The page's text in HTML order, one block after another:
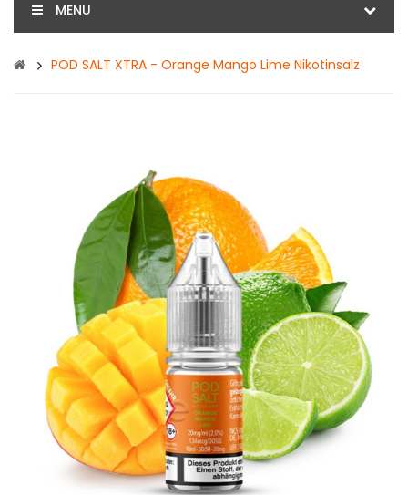
MENU
POD SALT XTRA - Orange Mango Lime Nikotinsalz